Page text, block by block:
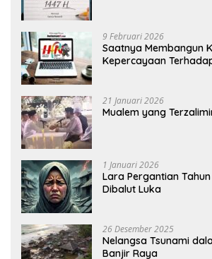
9 Februari 2026
Saatnya Membangun
Kepercayaan
21 Januari 2026
Mualem yang
1 Januari 2026
Lara Pergantian
Dibalut Luka
26 Desember 2025
Nelangsa Tsunami
Banjir Raya